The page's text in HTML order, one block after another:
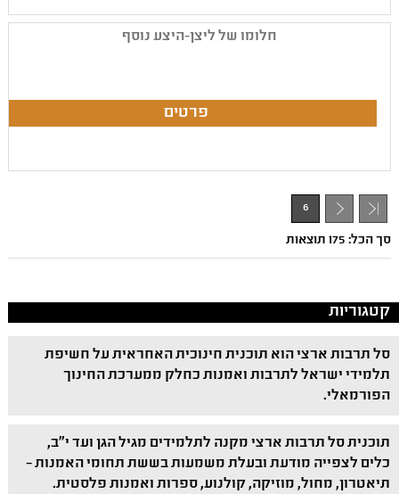
חלומו של ליצן-היצע נוסף
- 1
6
סך הכל: 175 תוצאות
קטגוריות
סל תרבות ארצי הוא תוכנית חינוכית האחראית על חשיפת
תלמידי ישראל לתרבות ואמנות כחלק ממערכת החינוך
הפורמאלי.
תוכנית סל תרבות ארצי מקנה לתלמידים מגיל הגן ועד י"ב,
כלים לצפייה מודעת ובעלת משמעות בששת תחומי האמנות –
תיאטרון, מחול, מוזיקה, קולנוע, ספרות ואמנות פלסטית.